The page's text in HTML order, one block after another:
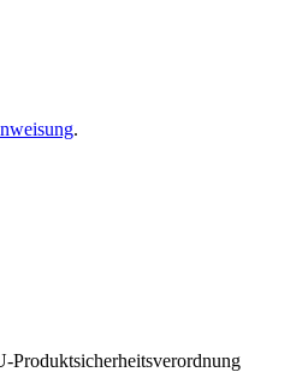
.
Produktsicherheitsverordnung